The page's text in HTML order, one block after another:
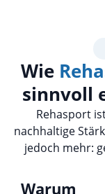
Wie
sinnvoll
Rehasport
nachhaltige
jedoch mehr:
Warum